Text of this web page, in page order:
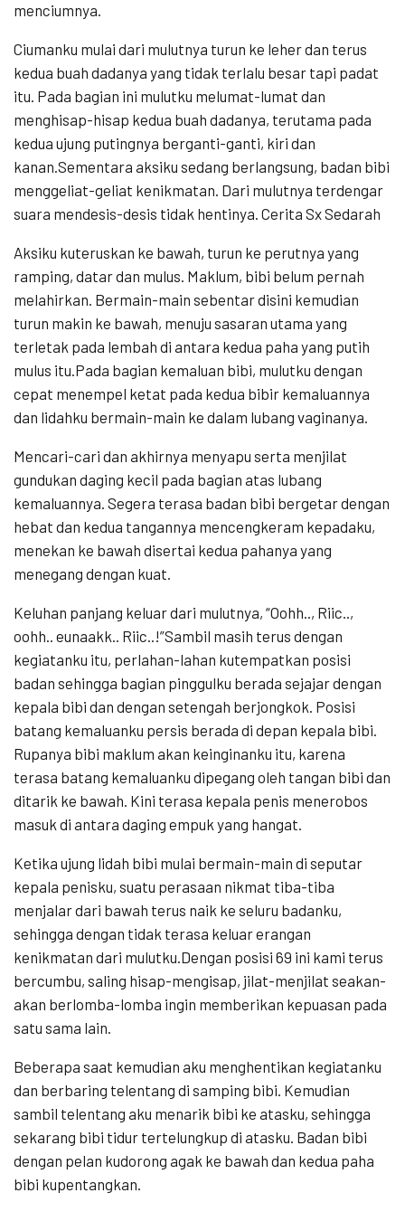
menciumnya.
Ciumanku mulai dari mulutnya turun ke leher dan terus
kedua buah dadanya yang tidak terlalu besar tapi padat
itu. Pada bagian ini mulutku melumat-lumat dan
menghisap-hisap kedua buah dadanya, terutama pada
kedua ujung putingnya berganti-ganti, kiri dan
kanan.Sementara aksiku sedang berlangsung, badan bibi
menggeliat-geliat kenikmatan. Dari mulutnya terdengar
suara mendesis-desis tidak hentinya. Cerita Sx Sedarah
Aksiku kuteruskan ke bawah, turun ke perutnya yang
ramping, datar dan mulus. Maklum, bibi belum pernah
melahirkan. Bermain-main sebentar disini kemudian
turun makin ke bawah, menuju sasaran utama yang
terletak pada lembah di antara kedua paha yang putih
mulus itu.Pada bagian kemaluan bibi, mulutku dengan
cepat menempel ketat pada kedua bibir kemaluannya
dan lidahku bermain-main ke dalam lubang vaginanya.
Mencari-cari dan akhirnya menyapu serta menjilat
gundukan daging kecil pada bagian atas lubang
kemaluannya. Segera terasa badan bibi bergetar dengan
hebat dan kedua tangannya mencengkeram kepadaku,
menekan ke bawah disertai kedua pahanya yang
menegang dengan kuat.
Keluhan panjang keluar dari mulutnya, “Oohh.., Riic..,
oohh.. eunaakk.. Riic..!”Sambil masih terus dengan
kegiatanku itu, perlahan-lahan kutempatkan posisi
badan sehingga bagian pinggulku berada sejajar dengan
kepala bibi dan dengan setengah berjongkok. Posisi
batang kemaluanku persis berada di depan kepala bibi.
Rupanya bibi maklum akan keinginanku itu, karena
terasa batang kemaluanku dipegang oleh tangan bibi dan
ditarik ke bawah. Kini terasa kepala penis menerobos
masuk di antara daging empuk yang hangat.
Ketika ujung lidah bibi mulai bermain-main di seputar
kepala penisku, suatu perasaan nikmat tiba-tiba
menjalar dari bawah terus naik ke seluru badanku,
sehingga dengan tidak terasa keluar erangan
kenikmatan dari mulutku.Dengan posisi 69 ini kami terus
bercumbu, saling hisap-mengisap, jilat-menjilat seakan-
akan berlomba-lomba ingin memberikan kepuasan pada
satu sama lain.
Beberapa saat kemudian aku menghentikan kegiatanku
dan berbaring telentang di samping bibi. Kemudian
sambil telentang aku menarik bibi ke atasku, sehingga
sekarang bibi tidur tertelungkup di atasku. Badan bibi
dengan pelan kudorong agak ke bawah dan kedua paha
bibi kupentangkan.